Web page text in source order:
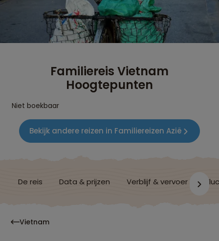
Familiereis Vietnam
Hoogtepunten
Niet boekbaar
Bekijk andere reizen in Familiereizen Azië
De reis Data & prijzen Verblijf & vervoer
Vietnam